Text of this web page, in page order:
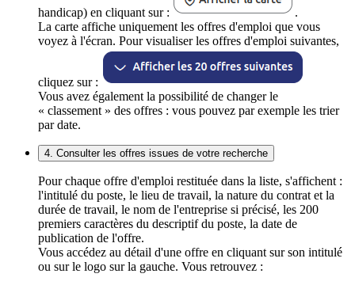
handicap) en cliquant sur :
.
La carte affiche uniquement les offres d'emploi que vous
voyez à l'écran. Pour visualiser les offres d'emploi suivantes,
cliquez sur :
Vous avez également la possibilité de changer le
« classement » des offres : vous pouvez par exemple les trier
par date.
4. Consulter les offres issues de votre recherche
Pour chaque offre d'emploi restituée dans la liste, s'affichent :
l'intitulé du poste, le lieu de travail, la nature du contrat et la
durée de travail, le nom de l'entreprise si précisé, les 200
premiers caractères du descriptif du poste, la date de
publication de l'offre.
Vous accédez au détail d'une offre en cliquant sur son intitulé
ou sur le logo sur la gauche. Vous retrouvez :